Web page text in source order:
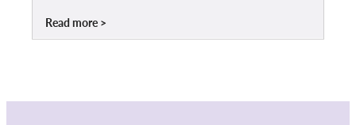
Read more